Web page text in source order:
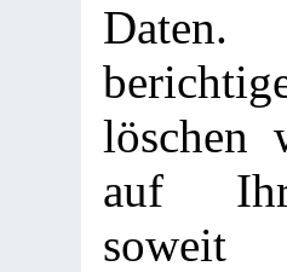
löschen
auf